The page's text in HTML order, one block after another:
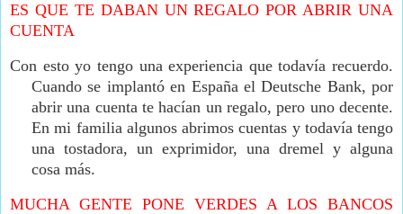
ES QUE TE DABAN UN REGALO POR ABRIR UNA
CUENTA
Con esto yo tengo una experiencia que todavía recuerdo.
Cuando se implantó en España el Deutsche Bank, por
abrir una cuenta te hacían un regalo, pero uno decente.
En mi familia algunos abrimos cuentas y todavía tengo
una tostadora, un exprimidor, una dremel y alguna
cosa más.
MUCHA GENTE PONE VERDES A LOS BANCOS